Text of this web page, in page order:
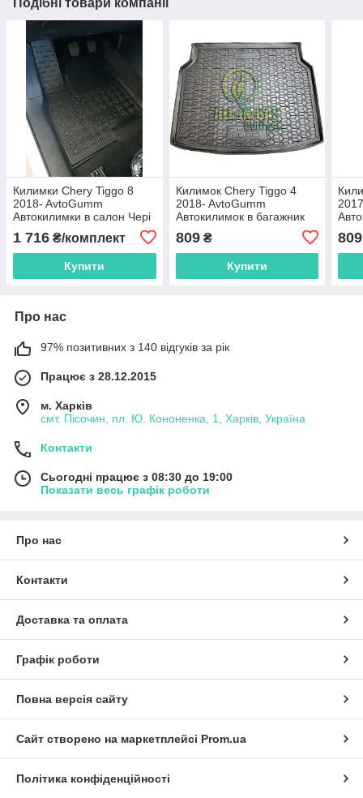
Подібні товари компанії
Килимки Chery Tiggo 8
2018- AvtoGumm
Автокилимки в салон Чері
1 716 ₴/комплект
Купити
Килимок Chery Tiggo 4
2018- AvtoGumm
Автокилимок в багажник
809₴
Купити
809
Про нас
97% позитивних з 140 відгуків за рік
Працює з 28.12.2015
м. Харків
смт. Пісочин, пл. Ю. Кононенка, 1, Харків, Україна
Контакти
Сьогодні працює з 08:30 до 19:00
Показати весь графік роботи
Про нас
Контакти
Доставка та оплата
Графік роботи
Повна версія сайту
Сайт створено на маркетплейсі Prom.ua
Політика конфіденційності